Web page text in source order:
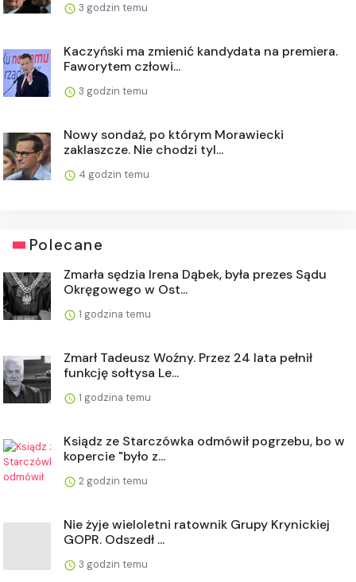
3 godzin temu
Kaczyński ma zmienić kandydata na premiera.
Faworytem człowi...
3 godzin temu
Nowy sondaż, po którym Morawiecki
zaklaszcze. Nie chodzi tyl...
4 godzin temu
Polecane
Zmarła sędzia Irena Dąbek, była prezes Sądu
Okręgowego w Ost...
1 godzina temu
Zmarł Tadeusz Woźny. Przez 24 lata pełnił
funkcję sołtysa Le...
1 godzina temu
Ksiądz ze Starczówka odmówił pogrzebu, bo w
kopercie "było z...
2 godzin temu
Nie żyje wieloletni ratownik Grupy Krynickiej
GOPR. Odszedł ...
3 godzin temu